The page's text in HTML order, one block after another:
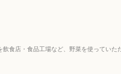
食店・食品工場など、野菜を使っていた